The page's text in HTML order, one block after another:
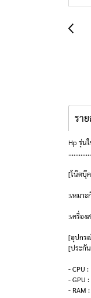
รา
Hp รุ่น
[โน๊ตบุ๊
:เหมาะ
:เครื่อ
[อุปกรณ์
[ประกั
- CPU
- GPU
- RAM